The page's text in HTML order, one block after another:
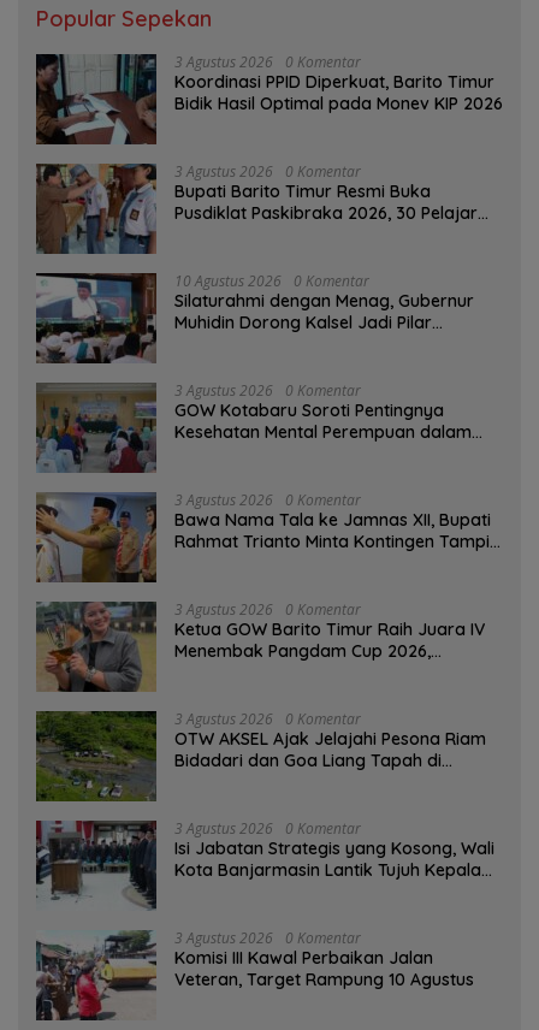
Popular Sepekan
3 Agustus 2026 0 Komentar
Koordinasi PPID Diperkuat, Barito Timur
Bidik Hasil Optimal pada Monev KIP 2026
3 Agustus 2026 0 Komentar
Bupati Barito Timur Resmi Buka
Pusdiklat Paskibraka 2026, 30 Pelajar
10 Agustus 2026 0 Komentar
Silaturahmi dengan Menag, Gubernur
Muhidin Dorong Kalsel Jadi Pilar
3 Agustus 2026 0 Komentar
GOW Kotabaru Soroti Pentingnya
Kesehatan Mental Perempuan dalam
3 Agustus 2026 0 Komentar
Bawa Nama Tala ke Jamnas XII, Bupati
Rahmat Trianto Minta Kontingen Tampil
3 Agustus 2026 0 Komentar
Ketua GOW Barito Timur Raih Juara IV
Menembak Pangdam Cup 2026,
3 Agustus 2026 0 Komentar
OTW AKSEL Ajak Jelajahi Pesona Riam
Bidadari dan Goa Liang Tapah di
3 Agustus 2026 0 Komentar
Isi Jabatan Strategis yang Kosong, Wali
Kota Banjarmasin Lantik Tujuh Kepala
3 Agustus 2026 0 Komentar
Komisi III Kawal Perbaikan Jalan
Veteran, Target Rampung 10 Agustus